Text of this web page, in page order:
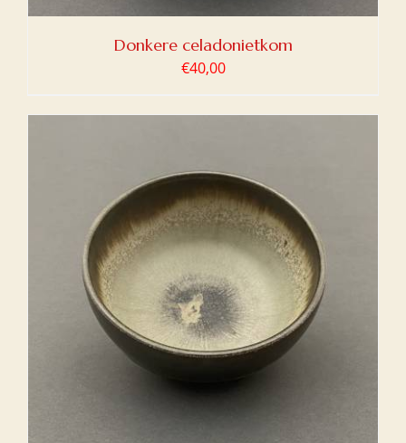
Donkere celadonietkom
€40,00